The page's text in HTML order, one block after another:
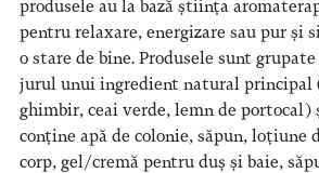
produsele au la bază știința
pentru relaxare, energizare sau pur și
o stare de bine. Produsele sunt
jurul unui ingredient natural principal
ghimbir, ceai verde, lemn de portocal)
conține apă de colonie, săpun, loțiune
corp, gel/cremă pentru duș și baie,